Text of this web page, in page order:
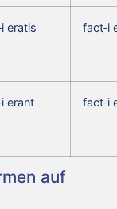
eratis fact‑i
erant fact‑i
auf